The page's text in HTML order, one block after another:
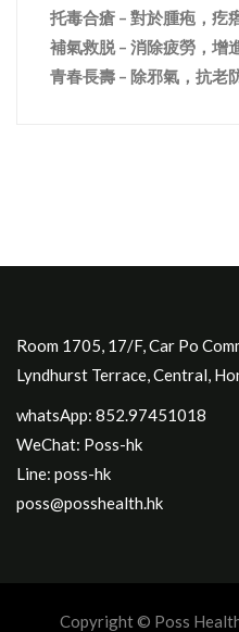
托毒合瘡 – 對於腫疱，疙
補氣救脱– 消除疲勞，增
青春長壽 – 除邪氣，抗老
Room 1705, 17/F, Car Po
Lyndhurst Terrace, Central,
whatsApp: 852.97451018
WeChat: Poss-hk
Line: poss-hk
poss@posshealth.hk
Copyright © Poss